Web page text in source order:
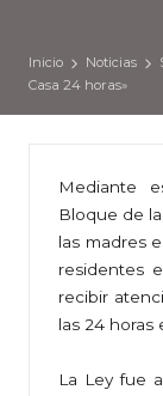
Inicio Noticias
Casa 24 horas»
Mediante
Bloque de
las madres
residentes
recibir
las 24 horas
La Ley fue